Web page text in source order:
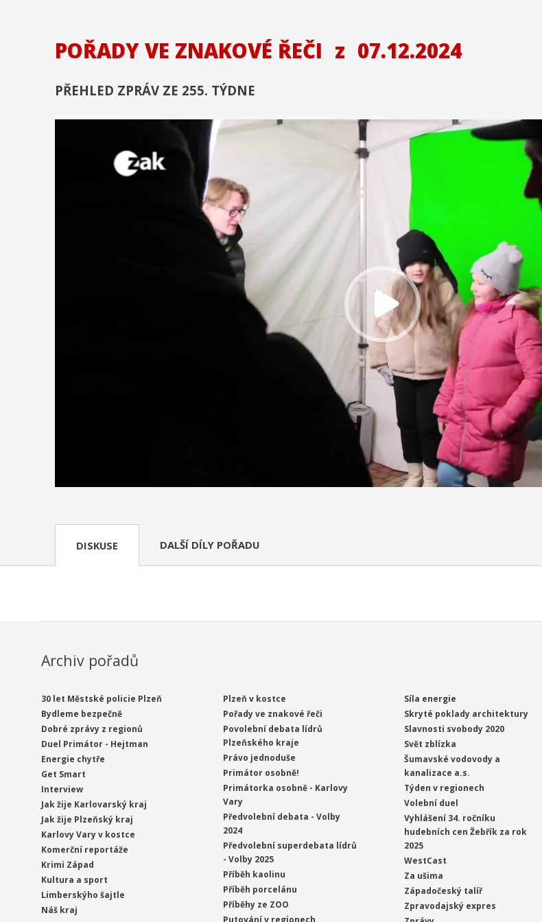
POŘADY VE ZNAKOVÉ ŘEČI z 07.12.2024
PŘEHLED ZPRÁV ZE 255. TÝDNE
DISKUSE DALŠÍ DÍLY POŘADU
Archiv pořadů
30 let Městské policie Plzeň
Bydleme bezpečně
Dobré zprávy z regionů
Duel Primátor - Hejtman
Energie chytře
Get Smart
Interview
Jak žije Karlovarský kraj
Jak žije Plzeňský kraj
Karlovy Vary v kostce
Komerční reportáže
Krimi Západ
Kultura a sport
Limberskýho šajtle
Náš kraj
Plzeň v kostce
Pořady ve znakové řeči
Povolební debata lídrů
Plzeňského kraje
Právo jednoduše
Primátor osobně!
Primátorka osobně - Karlovy
Vary
Předvolební debata - Volby
2024
Předvolební superdebata lídrů
- Volby 2025
Příběh kaolinu
Příběh porcelánu
Příběhy ze ZOO
Síla energie
Skryté poklady architektury
Slavnosti svobody 2020
Svět zblízka
Šumavské vodovody a
kanalizace a.s.
Týden v regionech
Volební duel
Vyhlášení 34. ročníku
hudebních cen Žebřík za rok
2025
WestCast
Za ušima
Západočeský talíř
Zpravodajský expres